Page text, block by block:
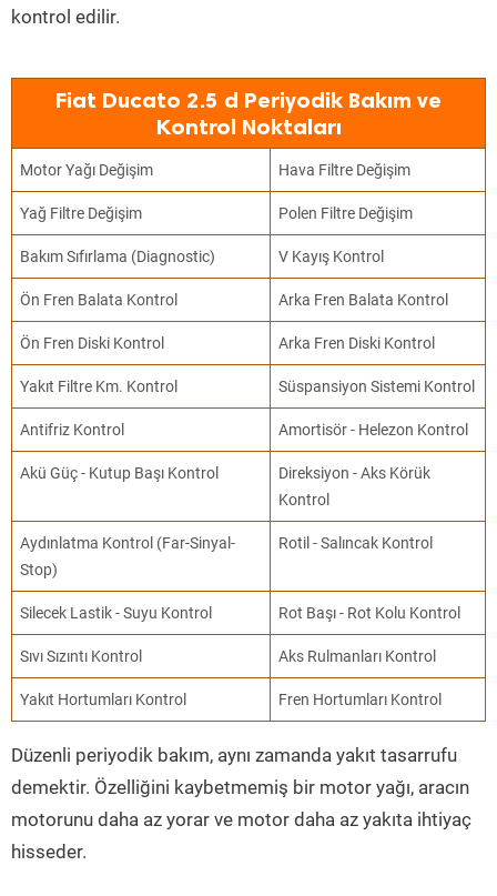
kontrol edilir.
Fiat Ducato 2.5 d Periyodik Bakım ve
Kontrol Noktaları
Motor Yağı Değişim Hava Filtre Değişim
Yağ Filtre Değişim Polen Filtre Değişim
Bakım Sıfırlama (Diagnostic) V Kayış Kontrol
Ön Fren Balata Kontrol Arka Fren Balata Kontrol
Ön Fren Diski Kontrol Arka Fren Diski Kontrol
Yakıt Filtre Km. Kontrol Süspansiyon Sistemi Kontrol
Antifriz Kontrol Amortisör - Helezon Kontrol
Akü Güç - Kutup Başı Kontrol
Direksiyon - Aks Körük
Kontrol
Aydınlatma Kontrol (Far-Sinyal-
Stop)
Rotil - Salıncak Kontrol
Silecek Lastik - Suyu Kontrol Rot Başı - Rot Kolu Kontrol
Sıvı Sızıntı Kontrol Aks Rulmanları Kontrol
Yakıt Hortumları Kontrol Fren Hortumları Kontrol
Düzenli periyodik bakım, aynı zamanda yakıt tasarrufu
demektir. Özelliğini kaybetmemiş bir motor yağı, aracın
motorunu daha az yorar ve motor daha az yakıta ihtiyaç
hisseder.